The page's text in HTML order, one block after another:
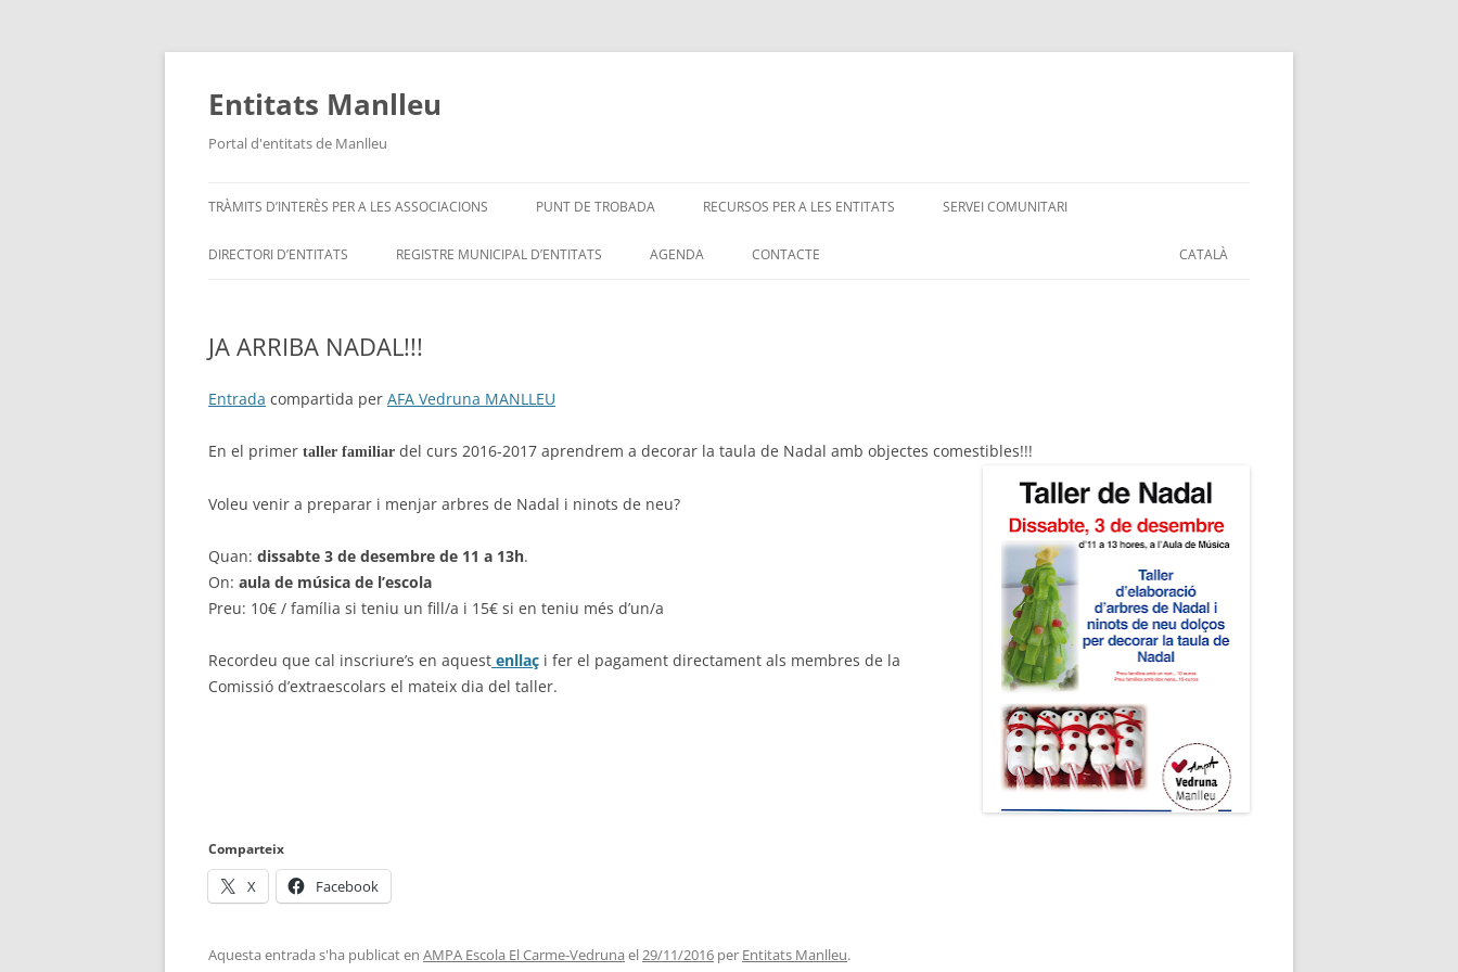
Vés
contingut
Entitats Manlleu
Portal d'entitats de Manlleu
TRÀMITS D’INTERÈS PER A LES ASSOCIACIONS PUNT DE TROBADA RECURSOS PER A LES ENTITATS SERVEI COMUNITARI
DIRECTORI D’ENTITATS
SITUA’M – MAPA D’ENTITATS
REGISTRE MUNICIPAL D’ENTITATS AGENDA CONTACTE CATALÀ
JA ARRIBA NADAL!!!
Entrada compartida per AFA Vedruna MANLLEU
En el primer taller familiar del curs 2016-2017 aprendrem a decorar la taula de Nadal amb objectes comestibles!!!
Voleu venir a preparar i menjar arbres de Nadal i ninots de neu?
Quan: dissabte 3 de desembre de 11 a 13h.
On: aula de música de l’escola
Preu: 10€ / família si teniu un fill/a i 15€ si en teniu més d’un/a
Recordeu que cal inscriure’s en aquest enllaç i fer el pagament directament als membres de la
Comissió d’extraescolars el mateix dia del taller.
Comparteix
X Facebook
Aquesta entrada s'ha publicat en AMPA Escola El Carme-Vedruna el29/11/2016 per Entitats Manlleu.